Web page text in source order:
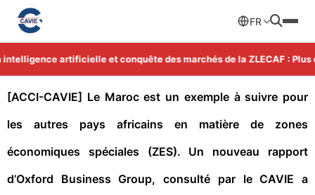
artificielle et conquête des marchés de la ZLECAF : Plus
FR
[ACCI-CAVIE] Le Maroc est un exemple à suivre pour
les autres pays africains en matière de zones
économiques spéciales (ZES). Un nouveau rapport
d’Oxford Business Group, consulté par le CAVIE a